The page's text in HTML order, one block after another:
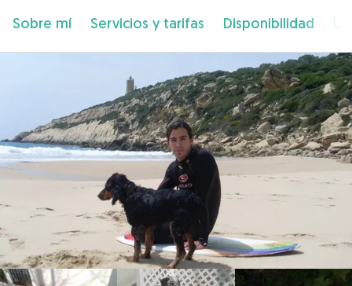
Sobre mí Servicios y tarifas Disponibilidad